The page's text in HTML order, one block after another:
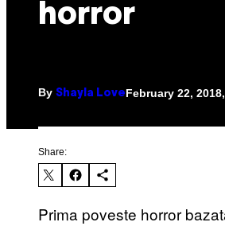
horror
By Shayla LoveFebruary 22,
Share:
Prima poveste horror